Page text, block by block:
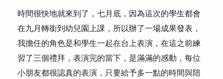
時間很快地就來到了，七月底，因為這次的學生都會
在九月轉銜到幼兒園上課，所以辦了一場成果發表，
我擔任的角色是和學生一起在台上表演，在這之前練
習了三個禮拜，表演完的當下，是滿滿的感動，每位
小朋友都很認真的表演，只要給予多一點的時間與陪